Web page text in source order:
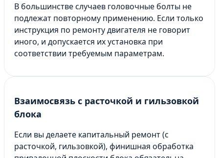
В большинстве случаев головочные болты не
подлежат повторному применению. Если только
инструкция по ремонту двигателя не говорит
иного, и допускается их установка при
соответствии требуемым параметрам.
Взаимосвязь с расточкой и гильзовкой
блока
Если вы делаете капитальный ремонт (с
расточкой, гильзовкой), финишная обработка